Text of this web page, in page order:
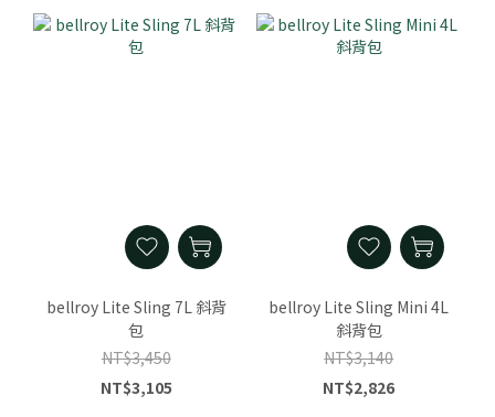
bellroy Lite Sling 7L 斜背
包
NT$3,450
NT$3,105
bellroy Lite Sling Mini 4L
斜背包
NT$3,140
NT$2,826